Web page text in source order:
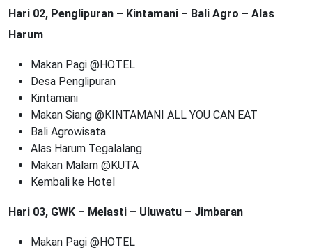
Hari 02, Penglipuran – Kintamani – Bali Agro – Alas
Harum
Makan Pagi @HOTEL
Desa Penglipuran
Kintamani
Makan Siang @KINTAMANI ALL YOU CAN EAT
Bali Agrowisata
Alas Harum Tegalalang
Makan Malam @KUTA
Kembali ke Hotel
Hari 03, GWK – Melasti – Uluwatu – Jimbaran
Makan Pagi @HOTEL